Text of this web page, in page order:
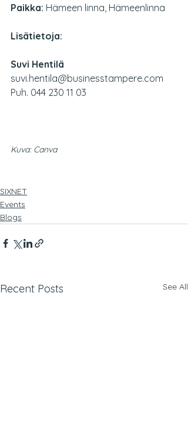
Paikka: Hämeen linna, Hämeenlinna
Lisätietoja:
Suvi Hentilä
suvi.hentila@businesstampere.com
Puh. 044 230 11 03
Kuva: Canva
SIXNET
Events
Blogs
Recent Posts See All